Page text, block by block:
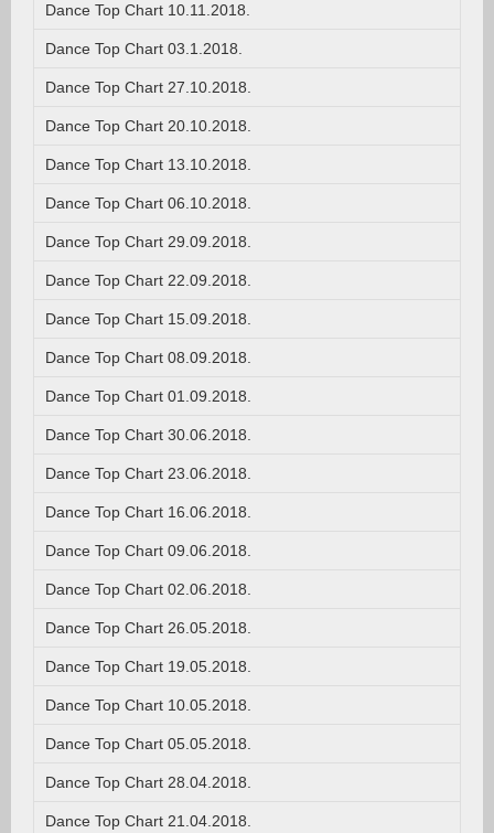
Dance Top Chart 10.11.2018.
Dance Top Chart 03.1.2018.
Dance Top Chart 27.10.2018.
Dance Top Chart 20.10.2018.
Dance Top Chart 13.10.2018.
Dance Top Chart 06.10.2018.
Dance Top Chart 29.09.2018.
Dance Top Chart 22.09.2018.
Dance Top Chart 15.09.2018.
Dance Top Chart 08.09.2018.
Dance Top Chart 01.09.2018.
Dance Top Chart 30.06.2018.
Dance Top Chart 23.06.2018.
Dance Top Chart 16.06.2018.
Dance Top Chart 09.06.2018.
Dance Top Chart 02.06.2018.
Dance Top Chart 26.05.2018.
Dance Top Chart 19.05.2018.
Dance Top Chart 10.05.2018.
Dance Top Chart 05.05.2018.
Dance Top Chart 28.04.2018.
Dance Top Chart 21.04.2018.